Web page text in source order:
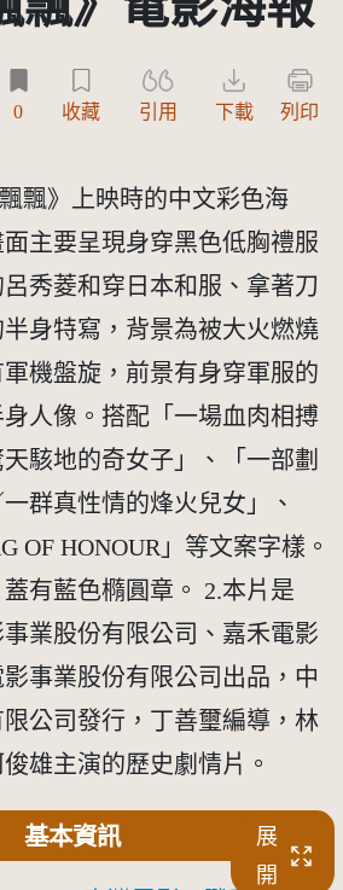
有限度公開瀏覽
0 收藏 引用 下載 列印
飄》上映時的中文彩色海
主要呈現身穿黑色低胸禮服
秀菱和穿日本和服、拿著刀
身特寫，背景為被大火燃燒
機盤旋，前景有身穿軍服的
人像。搭配「一場血肉相搏
駭地的奇女子」、「一部劃
群真性情的烽火兒女」、
OF HONOUR」等文案字樣。
有藍色橢圓章。 2.本片是
業股份有限公司、嘉禾電影
事業股份有限公司出品，中
公司發行，丁善璽編導，林
雄主演的歷史劇情片。
基本資訊
展
開